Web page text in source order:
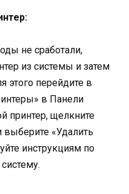
не сработали,
из системы и затем
этого перейдите в
в Панели
принтер, щелкните
«Удалить
инструкциям по